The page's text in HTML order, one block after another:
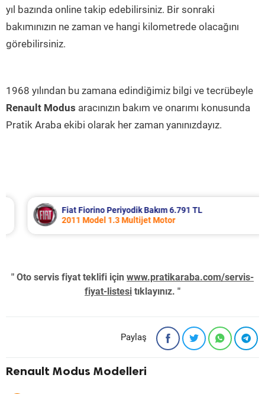
yıl bazında online takip edebilirsiniz. Bir sonraki
bakımınızın ne zaman ve hangi kilometrede olacağını
görebilirsiniz.
1968 yılından bu zamana edindiğimiz bilgi ve tecrübeyle
Renault Modus aracınızın bakım ve onarımı konusunda
Pratik Araba ekibi olarak her zaman yanınızdayız.
Fiat Fiorino Periyodik Bakım 6.791 TL
2011 Model 1.3 Multijet Motor
" Oto servis fiyat teklifi için www.pratikaraba.com/servis-
fiyat-listesi tıklayınız. "
Paylaş
Renault Modus Modelleri